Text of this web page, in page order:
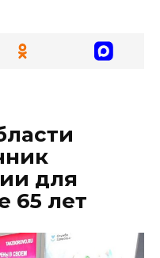
для
65 лет